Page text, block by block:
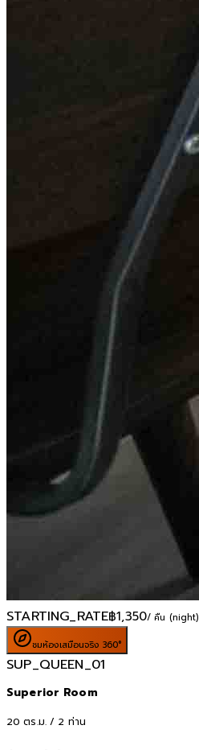
STARTING_RATE฿1,350/ คืน (night)
ชมห้องเสมือนจริง 360°
SUP_QUEEN_01
Superior Room
20 ตร.ม. / 2 ท่าน